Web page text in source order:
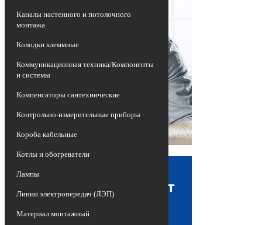
Каналы настенного и потолочного
монтажа
Колодки клеммные
Коммуникационная техника/Компоненты
и системы
Компенсаторы сантехнические
Контрольно-измерительные приборы
Короба кабельные
Котлы и обогреватели
Лампы
Линии электропередач (ЛЭП)
Материал монтажный